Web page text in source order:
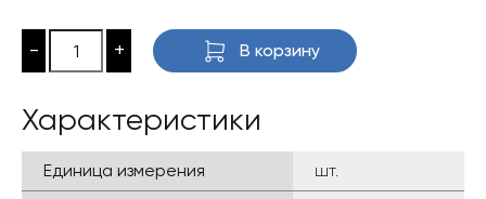
- + В корзину
Характеристики
Единица измерения
шт.